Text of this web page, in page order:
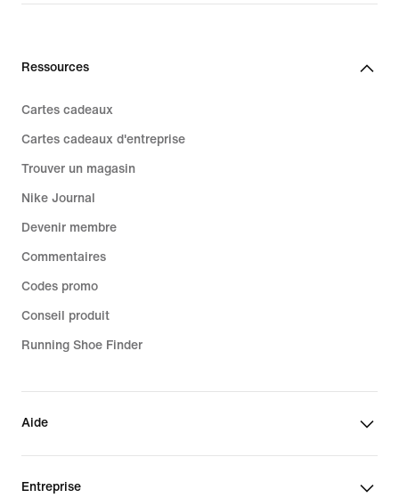
Ressources
Cartes cadeaux
Cartes cadeaux d'entreprise
Trouver un magasin
Nike Journal
Devenir membre
Commentaires
Codes promo
Conseil produit
Running Shoe Finder
Aide
Entreprise